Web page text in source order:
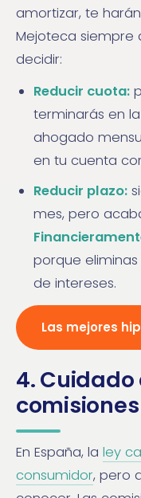
amortizar, te
Mejoteca siempre
decidir:
Reducir cuota:
terminarás en
ahogado
en tu cuenta
Reducir plazo:
mes, pero
porque
de intereses.
Las mejores
4. Cuidado
comisiones
En España, la ley
consumidor, pero